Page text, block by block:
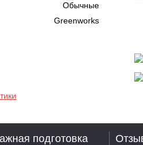
Обычные
Greenworks
подготовка